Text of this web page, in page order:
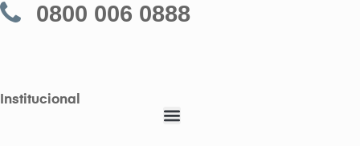
0800 006 0888
Institucional